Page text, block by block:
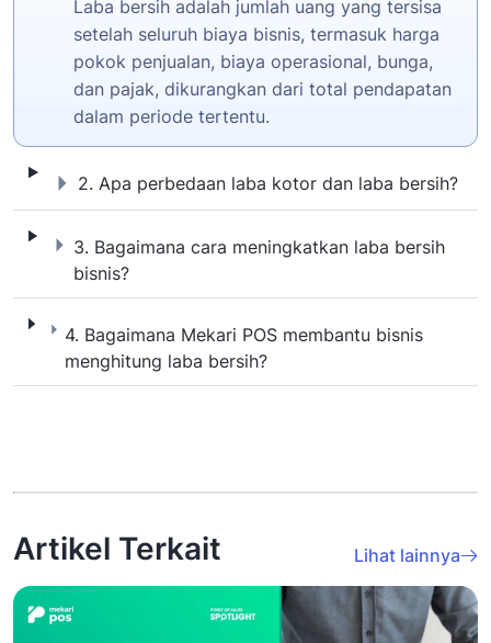
Laba bersih adalah jumlah uang yang tersisa
setelah seluruh biaya bisnis, termasuk harga
pokok penjualan, biaya operasional, bunga,
dan pajak, dikurangkan dari total pendapatan
dalam periode tertentu.
2. Apa perbedaan laba kotor dan laba bersih?
2. Apa perbedaan laba kotor dan laba
3. Bagaimana cara meningkatkan laba bersih
bisnis?
3. Bagaimana cara meningkatkan laba
4. Bagaimana Mekari POS membantu bisnis
menghitung laba bersih?
4. Bagaimana Mekari POS membantu
Artikel Terkait Lihat lainnya